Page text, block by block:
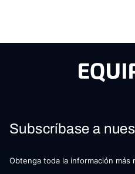
Subscríbase a
Obtenga toda la información más